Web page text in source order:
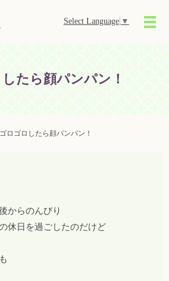
Select Language ▼
メ
たら顔パンパン！
ゴロゴロしたら顔パンパン！
からのんびり
休日を過ごしたのだけど